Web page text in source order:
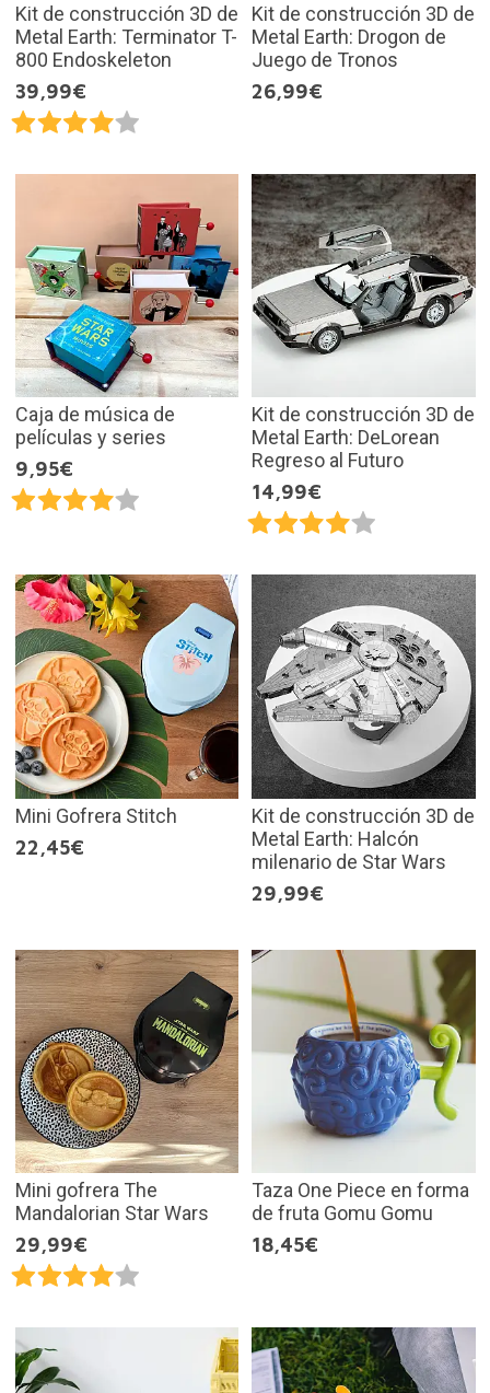
Kit de construcción 3D de
Metal Earth: Terminator T-
800 Endoskeleton
39,99€
Kit de construcción 3D de
Metal Earth: Drogon de
Juego de Tronos
26,99€
Caja de música de
películas y series
9,95€
Kit de construcción 3D de
Metal Earth: DeLorean
Regreso al Futuro
14,99€
Mini Gofrera Stitch
22,45€
Kit de construcción 3D de
Metal Earth: Halcón
milenario de Star Wars
29,99€
Mini gofrera The
Mandalorian Star Wars
29,99€
Taza One Piece en forma
de fruta Gomu Gomu
18,45€